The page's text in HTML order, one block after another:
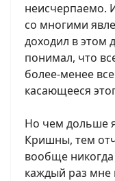
неисчерпаемо.
со многими
доходил в этом
понимал, что
более-менее
касающееся
Но чем дольше
Кришны, тем
вообще
каждый раз мне